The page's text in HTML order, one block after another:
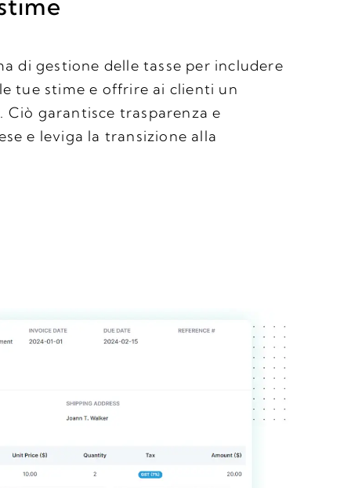
di gestione delle tasse per includere
tue stime e offrire ai clienti un
garantisce trasparenza e
e leviga la transizione alla